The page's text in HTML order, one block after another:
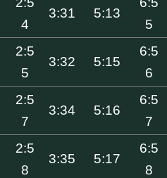
4
3:31 5:13
5
2:5
5
3:32 5:15
6:5
6
2:5
7
3:34 5:16
6:5
7
2:5
8
3:35 5:17
6:5
8